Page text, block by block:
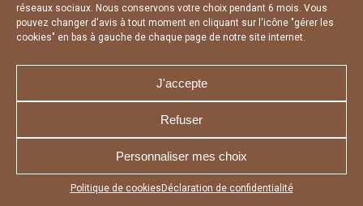
réseaux sociaux. Nous conservons votre choix pendant 6 mois. Vous
pouvez changer d'avis à tout moment en cliquant sur l'icône "gérer les
cookies" en bas à gauche de chaque page de notre site internet.
J'accepte
Refuser
Personnaliser mes choix
Politique de cookies Déclaration de confidentialité
Appuyez sur le bouton partager en bas de votre